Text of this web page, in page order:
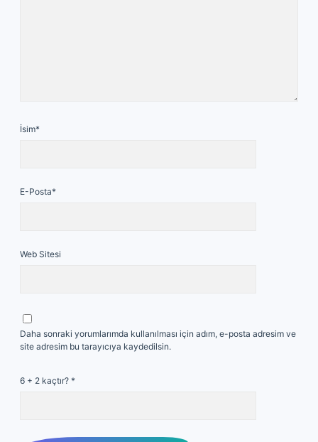
İsim*
E-Posta*
Web Sitesi
Daha sonraki yorumlarımda kullanılması için adım, e-posta adresim ve
site adresim bu tarayıcıya kaydedilsin.
6 + 2 kaçtır? *